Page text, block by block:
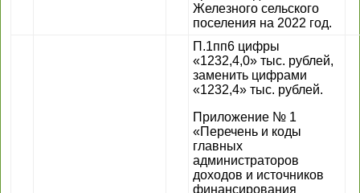
Железного сельского
поселения на 2022 год.
П.1пп6 цифры
«1232,4,0» тыс. рублей,
заменить цифрами
«1232,4» тыс. рублей.
Приложение № 1
«Перечень и коды
главных
администраторов
доходов и источников
финансирования